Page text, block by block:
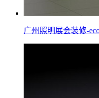
广州照明展会装修-